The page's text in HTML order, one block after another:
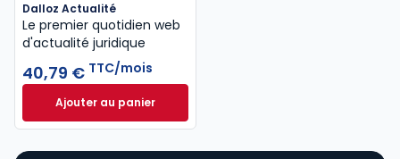
Dalloz Actualité
Le premier quotidien web
d'actualité juridique
40,79 € TTC/mois
Ajouter au panierDalloz Actualité à 40,79 €